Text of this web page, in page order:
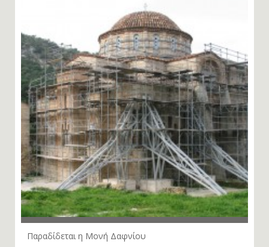
Παραδίδεται η Μονή Δαφνίου